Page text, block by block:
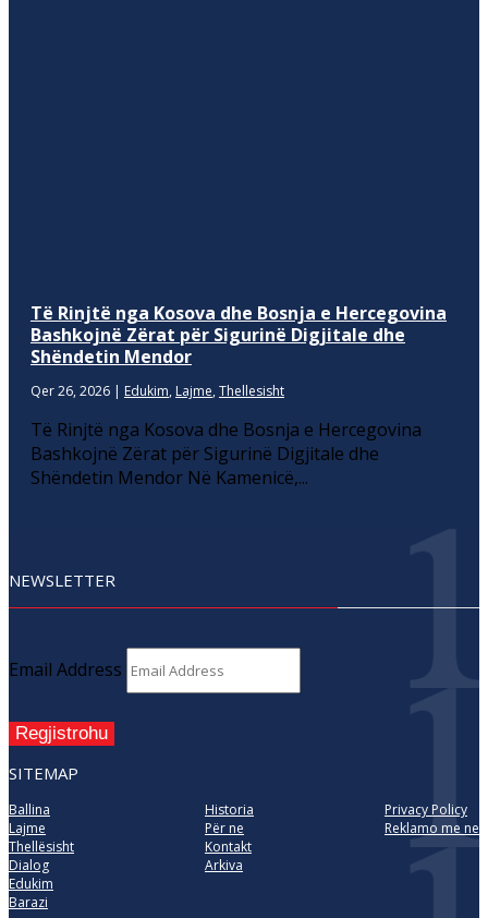
Të Rinjtë nga Kosova dhe Bosnja e Hercegovina
Bashkojnë Zërat për Sigurinë Digjitale dhe
Shëndetin Mendor
Qer 26, 2026 | Edukim, Lajme, Thellesisht
Të Rinjtë nga Kosova dhe Bosnja e Hercegovina
Bashkojnë Zërat për Sigurinë Digjitale dhe
Shëndetin Mendor Në Kamenicë,...
NEWSLETTER
Email Address
Regjistrohu
SITEMAP
Ballina
Lajme
Thellësisht
Dialog
Edukim
Barazi
Historia
Për ne
Kontakt
Arkiva
Privacy Policy
Reklamo me ne